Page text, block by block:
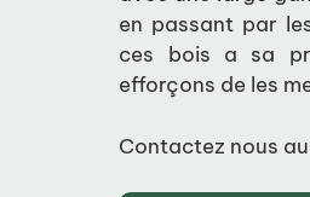
en passant par
ces bois a sa
efforçons de les
Contactez nous